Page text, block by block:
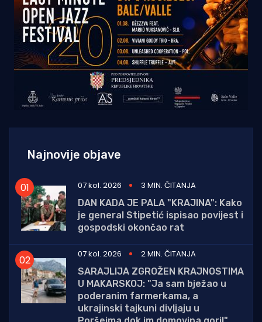
Najnovije objave
07 kol. 2026
3 MIN. ČITANJA
DAN KADA JE PALA "KRAJINA": Kako
je general Stipetić ispisao povijest i
gospodski okončao rat
07 kol. 2026
2 MIN. ČITANJA
SARAJLIJA ZGROŽEN KRAJNOSTIMA
U MAKARSKOJ: "Ja sam bježao u
poderanim farmerkama, a
ukrajinski tajkuni divljaju u